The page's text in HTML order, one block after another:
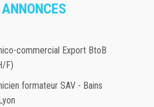
commercial Export BtoB
F)
formateur SAV - Bains